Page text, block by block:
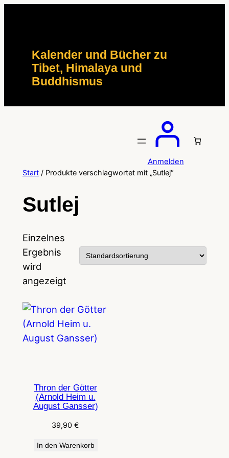
Kalender und Bücher zu
Tibet, Himalaya und
Buddhismus
Anmelden
Start/ Produkte verschlagwortet mit „Sutlej“
Sutlej
Einzelnes
Ergebnis
wird
angezeigt
Thron der Götter
(Arnold Heim u.
August Gansser)
39,90€
In den Warenkorb